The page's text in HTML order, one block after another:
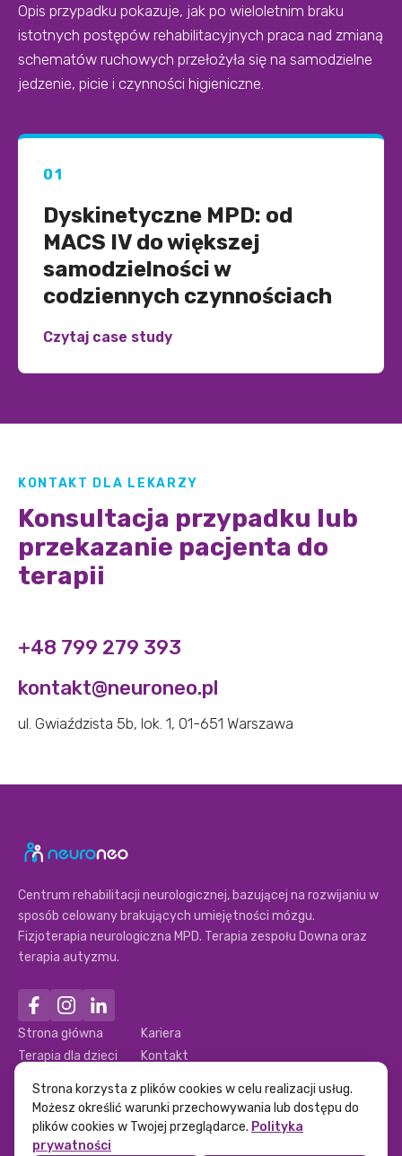
Opis przypadku pokazuje, jak po wieloletnim braku
istotnych postępów rehabilitacyjnych praca nad zmianą
schematów ruchowych przełożyła się na samodzielne
jedzenie, picie i czynności higieniczne.
01
Dyskinetyczne MPD: od
MACS IV do większej
samodzielności w
codziennych czynnościach
Czytaj case study
KONTAKT DLA LEKARZY
Konsultacja przypadku lub
przekazanie pacjenta do
terapii
+48 799 279 393
kontakt@neuroneo.pl
ul. Gwiaździsta 5b, lok. 1, 01-651 Warszawa
Centrum rehabilitacji neurologicznej, bazującej na rozwijaniu w
sposób celowany brakujących umiejętności mózgu.
Fizjoterapia neurologiczna MPD. Terapia zespołu Downa oraz
terapia autyzmu.
Strona główna
Terapia dla dzieci
Nasz zespół
Kariera
Kontakt
Polityka Ochrony dzieci
Strona korzysta z plików cookies w celu realizacji usług.
Możesz określić warunki przechowywania lub dostępu do
plików cookies w Twojej przeglądarce. Polityka
prywatności